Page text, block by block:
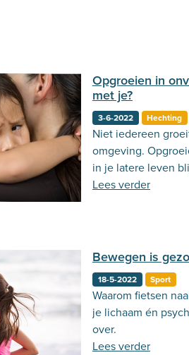
Opgroeien in
met je?
3-6-2022 Hechting
Niet iedereen
omgeving.
in je latere leven
Lees verder
Bewegen is
18-5-2022 Sport
Waarom fietsen
je lichaam én
over.
Lees verder